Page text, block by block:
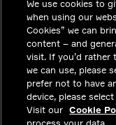
INDUSTRIES
インサイト
ソリューション
採用情報
投資家向けお
We use cookies to
when using our
Cookies” we can
content – and
visit. If you’d rather
we can use, please
prefer not to have
device, please select
Visit our Cookie